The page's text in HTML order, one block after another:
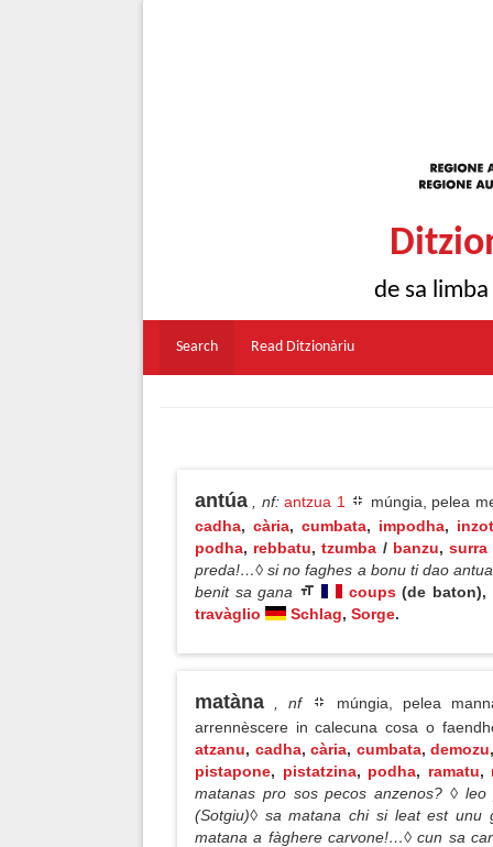
de sa
Search Read Ditzionàriu
antúa , nf: antzua 1
múngia, pelea
cadha, cària, cumbata, impodha,
podha, rebbatu,tzumba / banzu,surra
preda!…◊ si no faghes a bonu ti dao
benit sa gana
coups(de baton),
travàglio
Schlag, Sorge.
matàna , nf
múngia, pelea
arrennèscere in calecuna cosa o
atzanu, cadha,cària, cumbata,demozu
pistapone, pistatzina, podha, ramatu,
matanas pro sos pecos anzenos? ◊
(Sotgiu)◊ sa matana chi si leat est
matana a fàghere carvone!…◊ cun sa